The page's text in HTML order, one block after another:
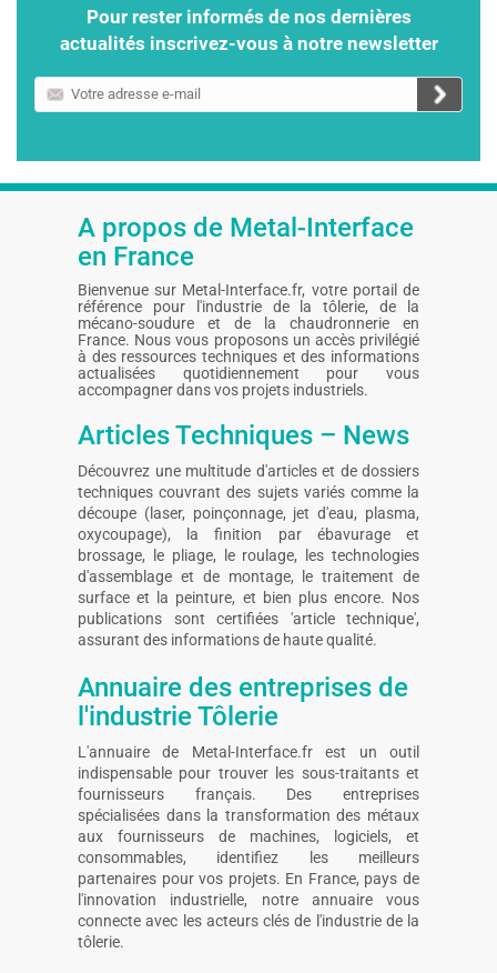
Pour rester informés de nos dernières
actualités inscrivez-vous à notre newsletter
Votre
adresse
A propos de Metal-Interface
en France
Bienvenue sur Metal-Interface.fr, votre portail de
référence pour l'industrie de la tôlerie, de la
mécano-soudure et de la chaudronnerie en
France. Nous vous proposons un accès privilégié
à des ressources techniques et des informations
actualisées quotidiennement pour vous
accompagner dans vos projets industriels.
Articles Techniques – News
Découvrez une multitude d'articles et de dossiers
techniques couvrant des sujets variés comme la
découpe (laser, poinçonnage, jet d'eau, plasma,
oxycoupage), la finition par ébavurage et
brossage, le pliage, le roulage, les technologies
d'assemblage et de montage, le traitement de
surface et la peinture, et bien plus encore. Nos
publications sont certifiées 'article technique',
assurant des informations de haute qualité.
Annuaire des entreprises de
l'industrie Tôlerie
L'annuaire de Metal-Interface.fr est un outil
indispensable pour trouver les sous-traitants et
fournisseurs français. Des entreprises
spécialisées dans la transformation des métaux
aux fournisseurs de machines, logiciels, et
consommables, identifiez les meilleurs
partenaires pour vos projets. En France, pays de
l'innovation industrielle, notre annuaire vous
connecte avec les acteurs clés de l'industrie de la
tôlerie.